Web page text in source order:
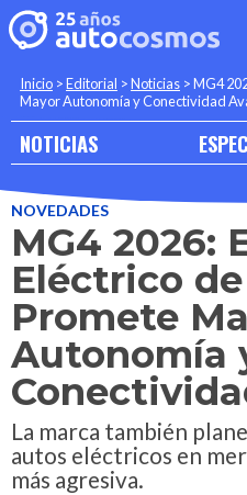
Inicio >Editorial >Noticias >MG4
Mayor Autonomía y Conectividad
NOTICIAS
NOVEDADES
MG4 2026:
Eléctrico de
Promete
Autonomía
La marca también
autos eléctricos en
más agresiva.